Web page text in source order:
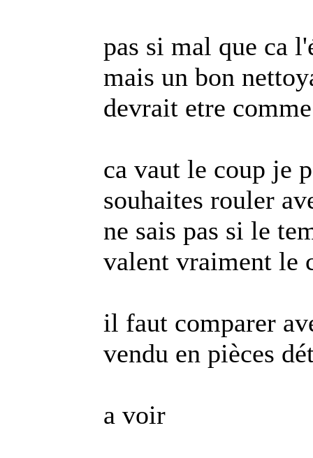
pas si mal que ca
mais un bon
devrait etre
ca vaut le coup je
souhaites rouler
ne sais pas si le
valent vraiment le
il faut comparer
vendu en pièces
a voir